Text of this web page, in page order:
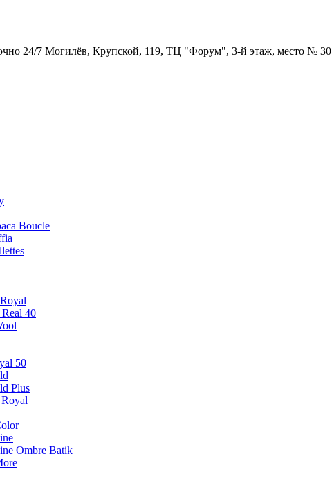
24/7 Могилёв, Крупской, 119, ТЦ "Форум", 3-й этаж, место № 30
Boucle
40
50
Plus
Ombre Batik